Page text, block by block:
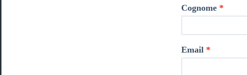
Cognome
Email